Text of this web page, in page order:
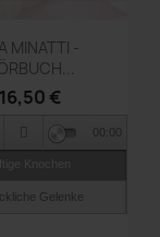
Vorschau
MINATTI -
16,50 €
Gelenke
00:00